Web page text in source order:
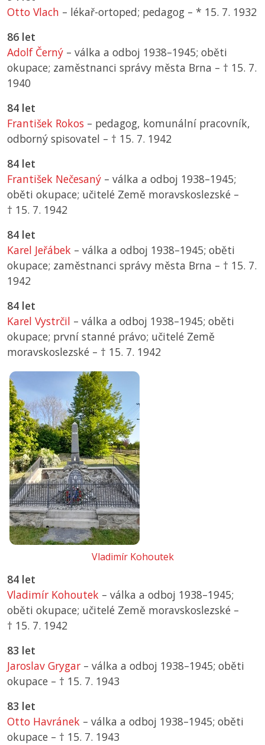
Otto Vlach – lékař-ortoped; pedagog – * 15. 7. 1932
86 let
Adolf Černý – válka a odboj 1938–1945; oběti
okupace; zaměstnanci správy města Brna – † 15. 7.
1940
84 let
František Rokos – pedagog, komunální pracovník,
odborný spisovatel – † 15. 7. 1942
84 let
František Nečesaný – válka a odboj 1938–1945;
oběti okupace; učitelé Země moravskoslezské –
† 15. 7. 1942
84 let
Karel Jeřábek – válka a odboj 1938–1945; oběti
okupace; zaměstnanci správy města Brna – † 15. 7.
1942
84 let
Karel Vystrčil – válka a odboj 1938–1945; oběti
okupace; první stanné právo; učitelé Země
moravskoslezské – † 15. 7. 1942
Vladimír Kohoutek
84 let
Vladimír Kohoutek – válka a odboj 1938–1945;
oběti okupace; učitelé Země moravskoslezské –
† 15. 7. 1942
83 let
Jaroslav Grygar – válka a odboj 1938–1945; oběti
okupace – † 15. 7. 1943
83 let
Otto Havránek – válka a odboj 1938–1945; oběti
okupace – † 15. 7. 1943